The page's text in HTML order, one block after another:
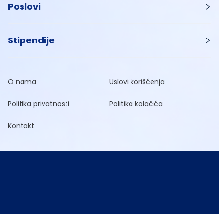
Poslovi
Stipendije
O nama Uslovi korišćenja
Politika privatnosti Politika kolačića
Kontakt